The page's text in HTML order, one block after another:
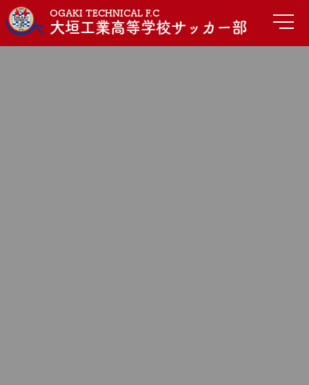
OGAKI TECHNICAL F.C
大垣工業高等学校サッカー部